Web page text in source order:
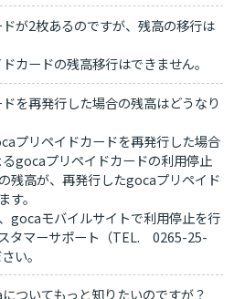
が2枚あるのですが、残高の移行は
カードの残高移行はできません。
を再発行した場合の残高はどうなり
プリペイドカードを再発行した場合
gocaプリペイドカードの利用停止
残高が、再発行したgocaプリペイド
。
gocaモバイルサイトで利用停止を行
タマーサポート（TEL. 0265-25-
い。
ついてもっと知りたいのですが？